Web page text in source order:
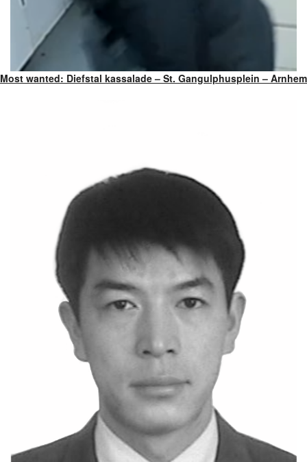
Most wanted: Diefstal kassalade – St. Gangulphusplein – Arnhem